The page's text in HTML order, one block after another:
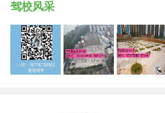
南宁市广大驾校原校名广西大学
通、公安、工商等有关部门批准
驾校风采